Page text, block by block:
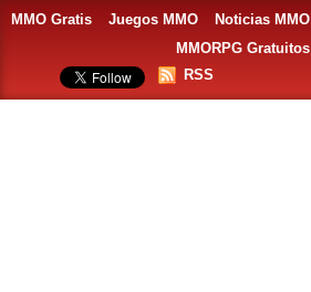
MMO Gratis Juegos MMO Noticias MMO
MMORPG Gratuitos
RSS